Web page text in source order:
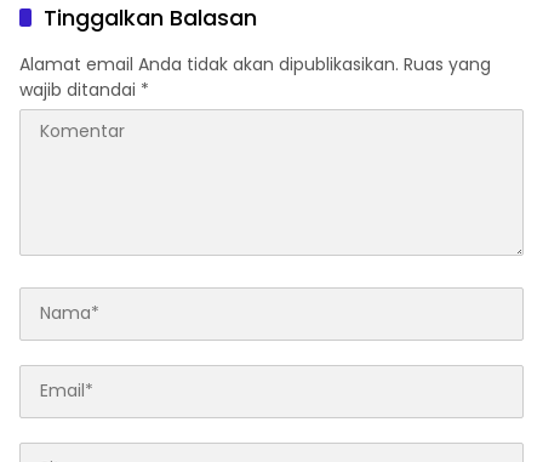
Tinggalkan Balasan
Alamat email Anda tidak akan dipublikasikan. Ruas yang
wajib ditandai *